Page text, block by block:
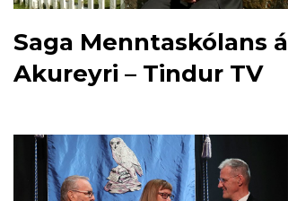
Saga Menntaskólans á
Akureyri – Tindur TV